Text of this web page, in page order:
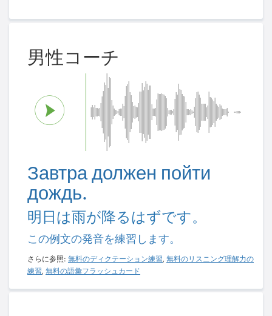
男性コーチ
Завтра должен пойти
дождь.
明日は雨が降るはずです。
この例文の発音を練習します。
さらに参照: 無料のディクテーション練習, 無料のリスニング理解力の
練習, 無料の語彙フラッシュカード